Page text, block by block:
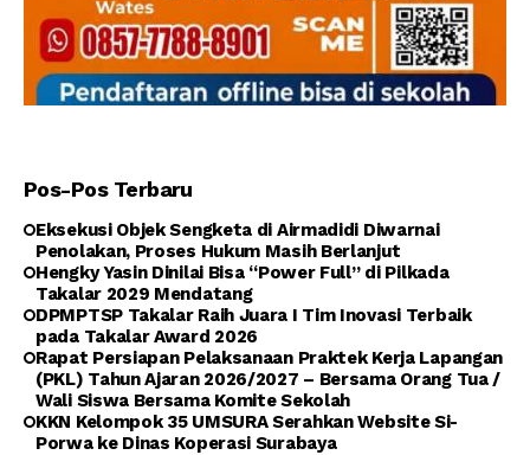
Pos-Pos Terbaru
Eksekusi Objek Sengketa di Airmadidi Diwarnai
Penolakan, Proses Hukum Masih Berlanjut
Hengky Yasin Dinilai Bisa “Power Full” di Pilkada
Takalar 2029 Mendatang
DPMPTSP Takalar Raih Juara I Tim Inovasi Terbaik
pada Takalar Award 2026
Rapat Persiapan Pelaksanaan Praktek Kerja Lapangan
(PKL) Tahun Ajaran 2026/2027 – Bersama Orang Tua /
Wali Siswa Bersama Komite Sekolah
KKN Kelompok 35 UMSURA Serahkan Website Si-
Porwa ke Dinas Koperasi Surabaya